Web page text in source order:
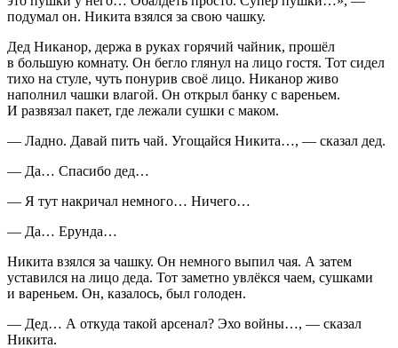
подумал он. Никита взялся за свою чашку.
Дед Никанор, держа в руках горячий чайник, прошёл
в большую комнату. Он бегло глянул на лицо гостя. Тот сидел
тихо на стуле, чуть понурив своё лицо. Никанор живо
наполнил чашки влагой. Он открыл банку с вареньем.
И развязал пакет, где лежали сушки с маком.
— Ладно. Давай пить чай. Угощайся Никита…, — сказал дед.
— Да… Спасибо дед…
— Я тут накричал немного… Ничего…
— Да… Ерунда…
Никита взялся за чашку. Он немного выпил чая. А затем
уставился на лицо деда. Тот заметно увлёкся чаем, сушками
и вареньем. Он, казалось, был голоден.
— Дед… А откуда такой арсенал? Эхо войны…, — сказал
Никита.